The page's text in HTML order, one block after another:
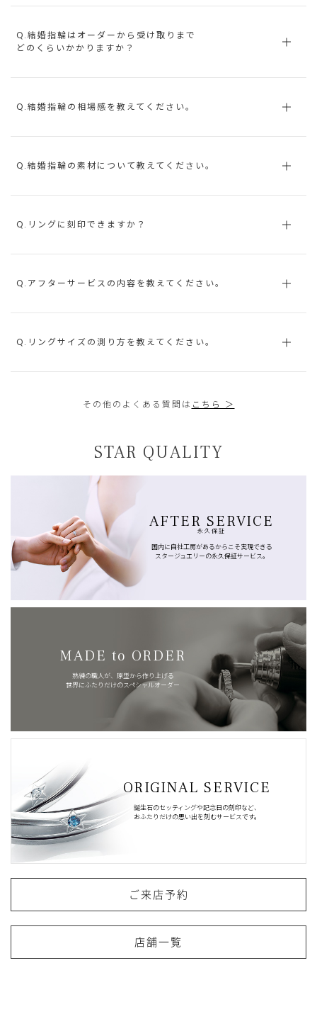
Q.結婚指輪はオーダーから受け取りまで
どのくらいかかりますか？
Q.結婚指輪の相場感を教えてください。
Q.結婚指輪の素材について教えてください。
Q.リングに刻印できますか？
Q.アフターサービスの内容を教えてください。
Q.リングサイズの測り方を教えてください。
その他のよくある質問は こちら ＞
STAR QUALITY
AFTER SERVICE
永久保証
国内に自社工房があるからこそ実現できる
スタージュエリーの永久保証サービス。
MADE to ORDER
熟練の職人が、原型から作り上げる
世界にふたりだけのスペシャルオーダー
ORIGINAL SERVICE
誕生石のセッティングや記念日の刻印など、
おふたりだけの思い出を刻むサービスです。
ご来店予約
店舗一覧